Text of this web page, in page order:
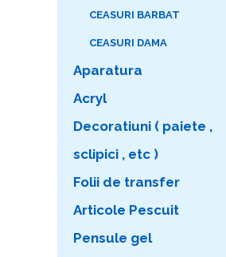
CEASURI BARBAT
CEASURI DAMA
Aparatura
Acryl
Decoratiuni ( paiete ,
sclipici , etc )
Folii de transfer
Articole Pescuit
Pensule gel